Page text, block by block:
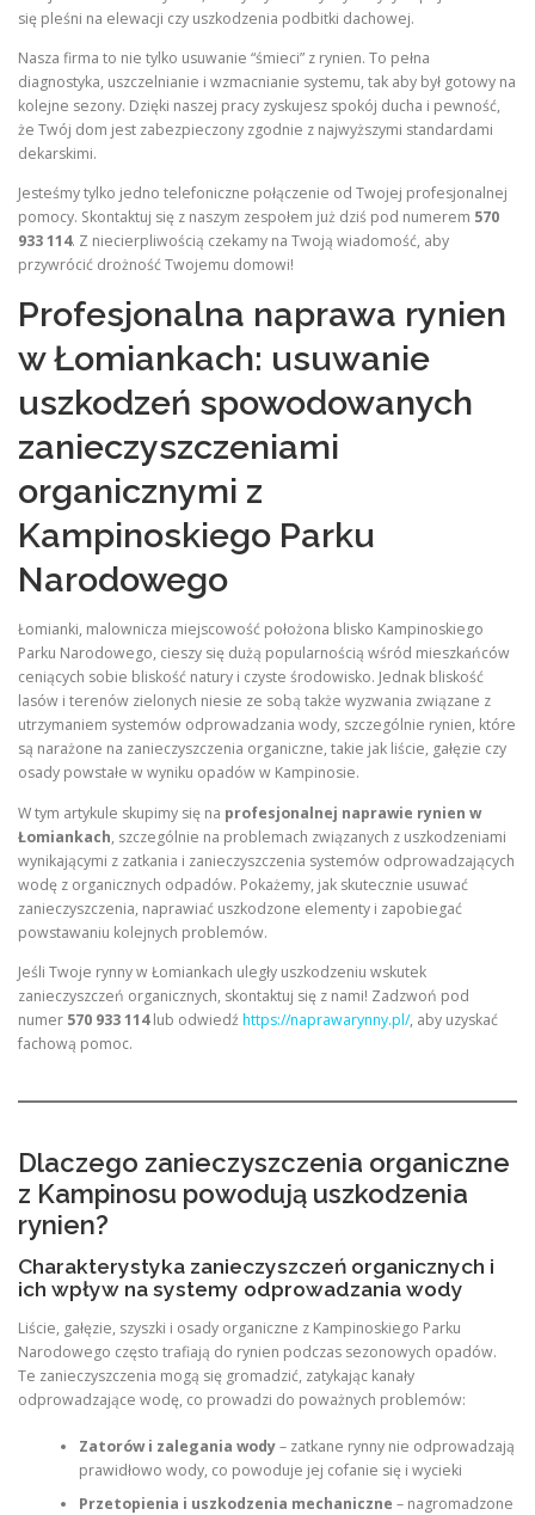
się pleśni na elewacji czy uszkodzenia podbitki dachowej.
Nasza firma to nie tylko usuwanie “śmieci” z rynien. To pełna
diagnostyka, uszczelnianie i wzmacnianie systemu, tak aby był gotowy na
kolejne sezony. Dzięki naszej pracy zyskujesz spokój ducha i pewność,
że Twój dom jest zabezpieczony zgodnie z najwyższymi standardami
dekarskimi.
Jesteśmy tylko jedno telefoniczne połączenie od Twojej profesjonalnej
pomocy. Skontaktuj się z naszym zespołem już dziś pod numerem 570
933 114. Z niecierpliwością czekamy na Twoją wiadomość, aby
przywrócić drożność Twojemu domowi!
Profesjonalna naprawa rynien
w Łomiankach: usuwanie
uszkodzeń spowodowanych
zanieczyszczeniami
organicznymi z
Kampinoskiego Parku
Narodowego
Łomianki, malownicza miejscowość położona blisko Kampinoskiego
Parku Narodowego, cieszy się dużą popularnością wśród mieszkańców
ceniących sobie bliskość natury i czyste środowisko. Jednak bliskość
lasów i terenów zielonych niesie ze sobą także wyzwania związane z
utrzymaniem systemów odprowadzania wody, szczególnie rynien, które
są narażone na zanieczyszczenia organiczne, takie jak liście, gałęzie czy
osady powstałe w wyniku opadów w Kampinosie.
W tym artykule skupimy się na profesjonalnej naprawie rynien w
Łomiankach, szczególnie na problemach związanych z uszkodzeniami
wynikającymi z zatkania i zanieczyszczenia systemów odprowadzających
wodę z organicznych odpadów. Pokażemy, jak skutecznie usuwać
zanieczyszczenia, naprawiać uszkodzone elementy i zapobiegać
powstawaniu kolejnych problemów.
Jeśli Twoje rynny w Łomiankach uległy uszkodzeniu wskutek
zanieczyszczeń organicznych, skontaktuj się z nami! Zadzwoń pod
numer 570 933 114lub odwiedźhttps://naprawarynny.pl/, aby uzyskać
fachową pomoc.
Dlaczego zanieczyszczenia organiczne
z Kampinosu powodują uszkodzenia
rynien?
Charakterystyka zanieczyszczeń organicznych i
ich wpływ na systemy odprowadzania wody
Liście, gałęzie, szyszki i osady organiczne z Kampinoskiego Parku
Narodowego często trafiają do rynien podczas sezonowych opadów.
Te zanieczyszczenia mogą się gromadzić, zatykając kanały
odprowadzające wodę, co prowadzi do poważnych problemów:
Zatorów i zalegania wody– zatkane rynny nie odprowadzają
prawidłowo wody, co powoduje jej cofanie się i wycieki
Przetopienia i uszkodzenia mechaniczne – nagromadzone